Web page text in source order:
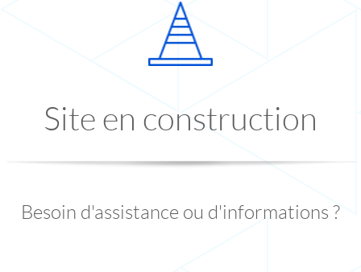
Site en construction
Besoin d'assistance ou d'informations ?